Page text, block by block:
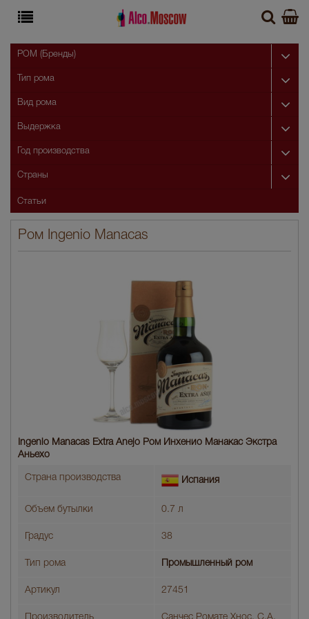
Ром Ingenio Manacas
Ingenio Manacas Extra Anejo Ром Инxенио Мaнакас Экстра
Аньехо
Страна производства Испания
Объем бутылки 0.7 л
Градус 38
Тип рома Промышленный ром
Артикул 27451
РОМ (Бренды)
Тип рома
Вид рома
Выдержка
Год производства
Страны
Статьи